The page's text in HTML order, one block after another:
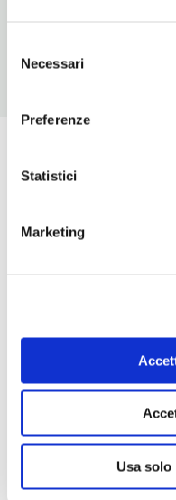
delNecessari
Preferenze
Statistici
Marketing
Usa solo